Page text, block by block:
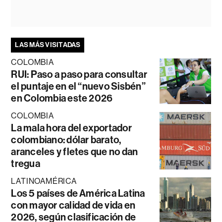
LAS MÁS VISITADAS
COLOMBIA
RUI: Paso a paso para consultar
el puntaje en el “nuevo Sisbén”
en Colombia este 2026
COLOMBIA
La mala hora del exportador
colombiano: dólar barato,
aranceles y fletes que no dan
tregua
LATINOAMÉRICA
Los 5 países de América Latina
con mayor calidad de vida en
2026, según clasificación de